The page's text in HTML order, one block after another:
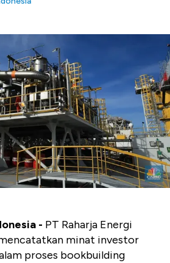
- PT Raharja Energi
minat investor
proses bookbuilding